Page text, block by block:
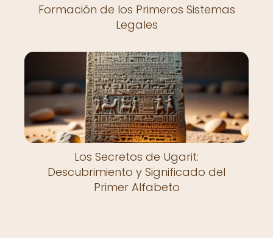
Formación de los Primeros Sistemas
Legales
Los Secretos de Ugarit:
Descubrimiento y Significado del
Primer Alfabeto